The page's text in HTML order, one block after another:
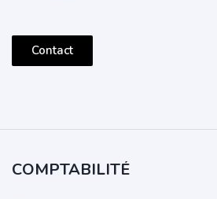
Contact
COMPTABILITÉ